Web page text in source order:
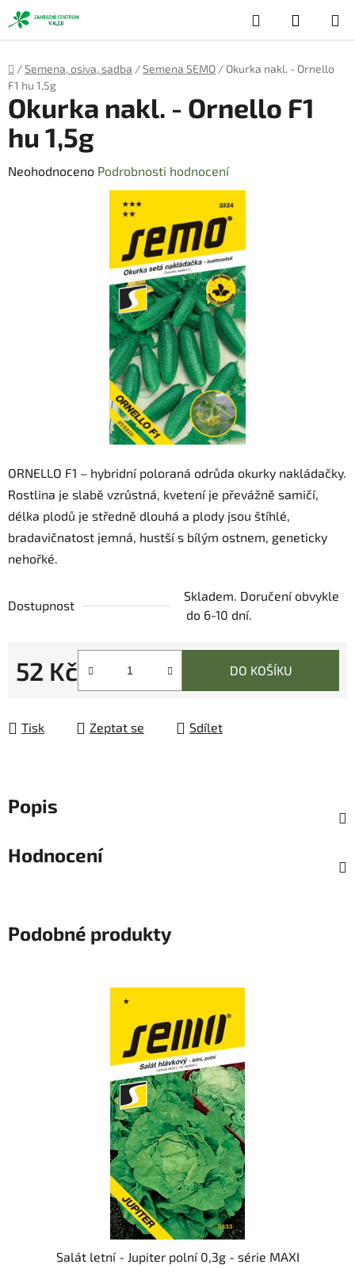
Přejít
na
obsah
Hledat
KOŠÍK
Domů
/Semena, osiva, sadba /Semena SEMO / Okurka nakl. - Ornello
F1 hu 1,5g
ORNELLO F1 – hybridní poloraná odrůda okurky nakládačky.
Rostlina je slabě vzrůstná, kvetení je převážně samičí,
délka plodů je středně dlouhá a plody jsou štíhlé,
bradavičnatost jemná, hustší s bílým ostnem, geneticky
nehořké.
Dostupnost
Skladem. Doručení obvykle
do 6-10 dní.
52 Kč
Měrná cena:
DO KOŠÍKU
Tisk Zeptat se Sdílet
Okurka nakl. - Ornello F1
hu 1,5g
Průměrné
Neohodnoceno Podrobnosti hodnocení
Popis
Hodnocení
Podobné produkty
Salát letní - Jupiter polní 0,3g - série MAXI